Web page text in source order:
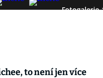
Fotogalerie
to není jen více